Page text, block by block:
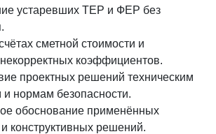
устаревших ТЕР и ФЕР без
сметной стоимости и
коэффициентов.
проектных решений техническим
и нормам безопасности.
обоснование применённых
конструктивных решений.